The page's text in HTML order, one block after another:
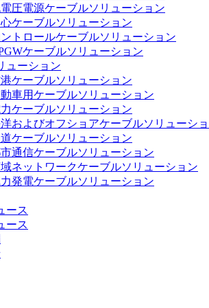
圧電源ケーブルソリューション
ケーブルソリューション
ントロールケーブルソリューション
ケーブルソリューション
ューション
ケーブルソリューション
動車用ケーブルソリューション
ケーブルソリューション
およびオフショアケーブルソリューシ
ケーブルソリューション
通信ケーブルソリューション
域ネットワークケーブルソリューション
力発電ケーブルソリューション
ース
ース